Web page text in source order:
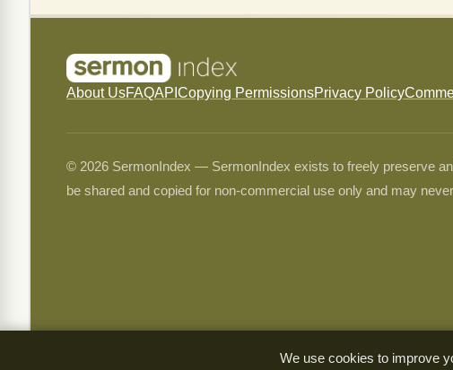
About UsFAQAPI Copying PermissionsPrivacy Policy
© 2026 SermonIndex — SermonIndex exists to freely preserve
be shared and copied for non-commercial use only and may
We use cookies to improve